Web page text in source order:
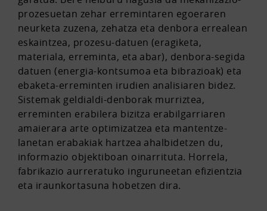
prozesuetan zehar erremintaren egoeraren
neurketa zuzena, zehatza eta denbora errealean
eskaintzea, prozesu-datuen (eragiketa,
materiala, erreminta, eta abar), denbora-segida
datuen (energia-kontsumoa eta bibrazioak) eta
ebaketa-erreminten irudien analisiaren bidez.
Sistemak geldialdi-denborak murriztea,
erreminten erabilera bizitza erabilgarriaren
amaierara arte optimizatzea eta mantentze-
lanetan erabakiak hartzea ahalbidetzen du,
informazio objektiboan oinarrituta. Horrela,
fabrikazio aurreratuko inguruneetan efizientzia
eta iraunkortasuna hobetzen dira.